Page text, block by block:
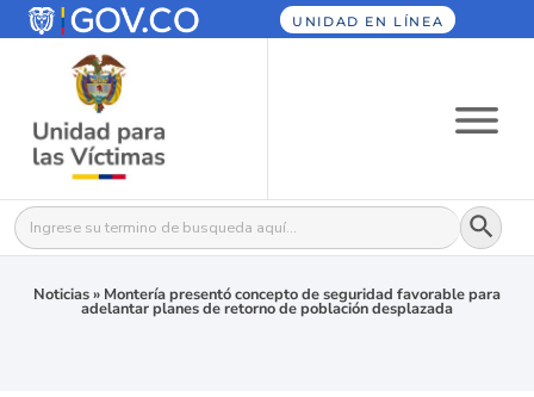
UNIDAD EN LÍNEA
Buscar: Botón
Noticias» Montería presentó concepto de seguridad favorable para
adelantar planes de retorno de población desplazada